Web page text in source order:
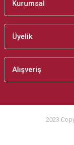
Kurumsal
Üyelik
Alışveriş
2023